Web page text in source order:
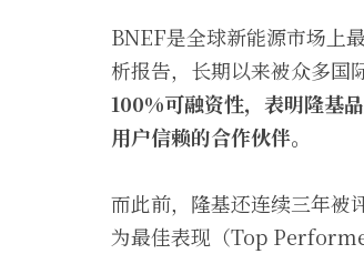
BNEF是全球新能源市场上
析报告，长期以来被众多国
100%可融资性， 表明隆基
用户信赖的合作伙伴。
而此前，隆基还连续三年
为最佳表现（Top